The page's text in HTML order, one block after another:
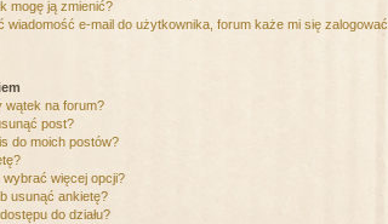
mogę ją zmienić?
wiadomość e-mail do użytkownika, forum każe mi się zalogować.
wątek na forum?
post?
do moich postów?
wybrać więcej opcji?
usunąć ankietę?
do działu?